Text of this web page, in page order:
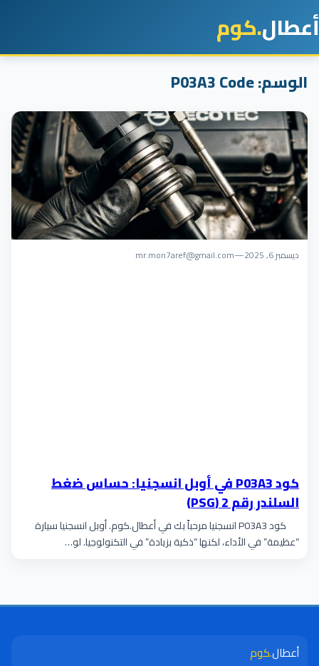
أعطال.كوم
الوسم:P03A3 Code
ديسمبر 6, 2025 —
mr.mon7aref@gmail.com
كود P03A3 في أوبل انسجنيا: حساس ضغط
السلندر رقم 2 (PSG)
كود P03A3 انسجنيا مرحباً بك في أعطال.كوم. أوبل انسجنيا سيارة
“عظيمة” في الأداء، لكنها “ذكية بزيادة” في التكنولوجيا. لو…
أعطال.كوم